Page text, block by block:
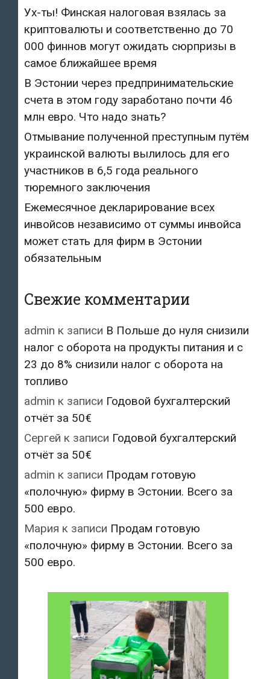
Ух-ты! Финская налоговая взялась за
криптовалюты и соответственно до 70
000 финнов могут ожидать сюрпризы в
самое ближайшее время
В Эстонии через предпринимательские
счета в этом году заработано почти 46
млн евро. Что надо знать?
Отмывание полученной преступным путём
украинской валюты вылилось для его
участников в 6,5 года реального
тюремного заключения
Ежемесячное декларирование всех
инвойсов независимо от суммы инвойса
может стать для фирм в Эстонии
обязательным
Свежие комментарии
admin к записи В Польше до нуля снизили
налог с оборота на продукты питания и с
23 до 8% снизили налог с оборота на
топливо
admin к записи Годовой бухгалтерский
отчёт за 50€
Сергей к записи Годовой бухгалтерский
отчёт за 50€
admin к записи Продам готовую
«полочную» фирму в Эстонии. Всего за
500 евро.
Мария к записи Продам готовую
«полочную» фирму в Эстонии. Всего за
500 евро.